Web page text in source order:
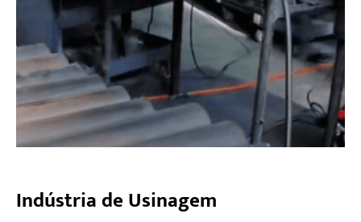
Indústria de Usinagem